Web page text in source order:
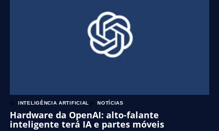
INTELIGÊNCIA ARTIFICIAL NOTÍCIAS
Hardware da OpenAI: alto-falante
inteligente terá IA e partes móveis